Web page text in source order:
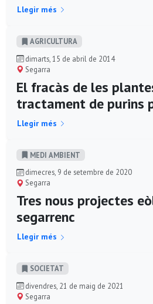
Llegir més
AGRICULTURA
dimarts, 15 de abril de 2014
Segarra
El fracàs de les
tractament de purins
Llegir més
MEDI AMBIENT
dimecres, 9 de setembre de 2020
Segarra
Tres nous projectes
segarrenc
Llegir més
SOCIETAT
divendres, 21 de maig de 2021
Segarra